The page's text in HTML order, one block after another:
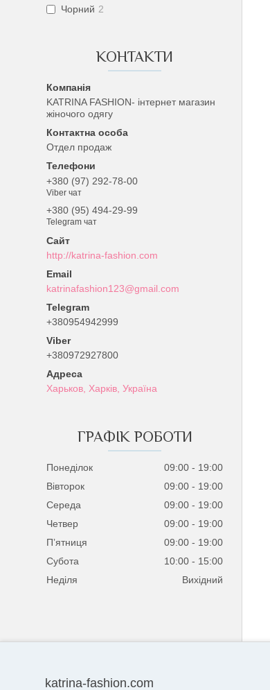
Чорний 2
КОНТАКТИ
KATRINA FASHION- інтернет магазин
жіночого одягу
Отдел продаж
+380 (97) 292-78-00
Viber чат
+380 (95) 494-29-99
Telegram чат
http://katrina-fashion.com
katrinafashion123@gmail.com
+380954942999
+380972927800
Харьков, Харків, Україна
ГРАФІК РОБОТИ
Понеділок 09:00
19:00
Вівторок
09:00
19:00
Середа
09:00
19:00
Четвер
09:00
19:00
Пʼятниця
09:00
19:00
Субота
10:00
15:00
Неділя
Вихідний
katrina-fashion.com